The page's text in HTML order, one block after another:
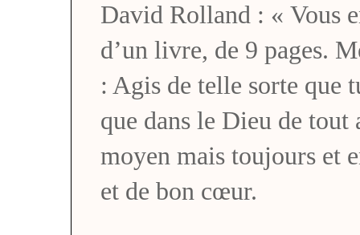
David Rolland : « Vous
d’un livre, de 9 pages.
: Agis de telle sorte que
que dans le Dieu de
moyen mais toujours et
et de bon cœur.